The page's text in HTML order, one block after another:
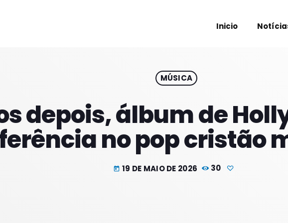
Inicio
MÚSICA
depois, álbum de
no pop cristão
today 19 DE MAIO DE 2026 30